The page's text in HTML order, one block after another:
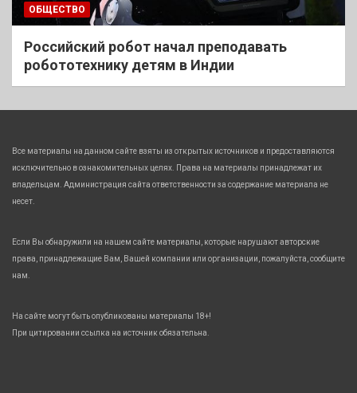
ОБЩЕСТВО
Российский робот начал преподавать
робототехнику детям в Индии
Все материалы на данном сайте взяты из открытых источников и предоставляются
исключительно в ознакомительных целях. Права на материалы принадлежат их
владельцам. Администрация сайта ответственности за содержание материала не
несет.
Если Вы обнаружили на нашем сайте материалы, которые нарушают авторские
права, принадлежащие Вам, Вашей компании или организации, пожалуйста, сообщите
нам.
На сайте могут быть опубликованы материалы 18+!
При цитировании ссылка на источник обязательна.